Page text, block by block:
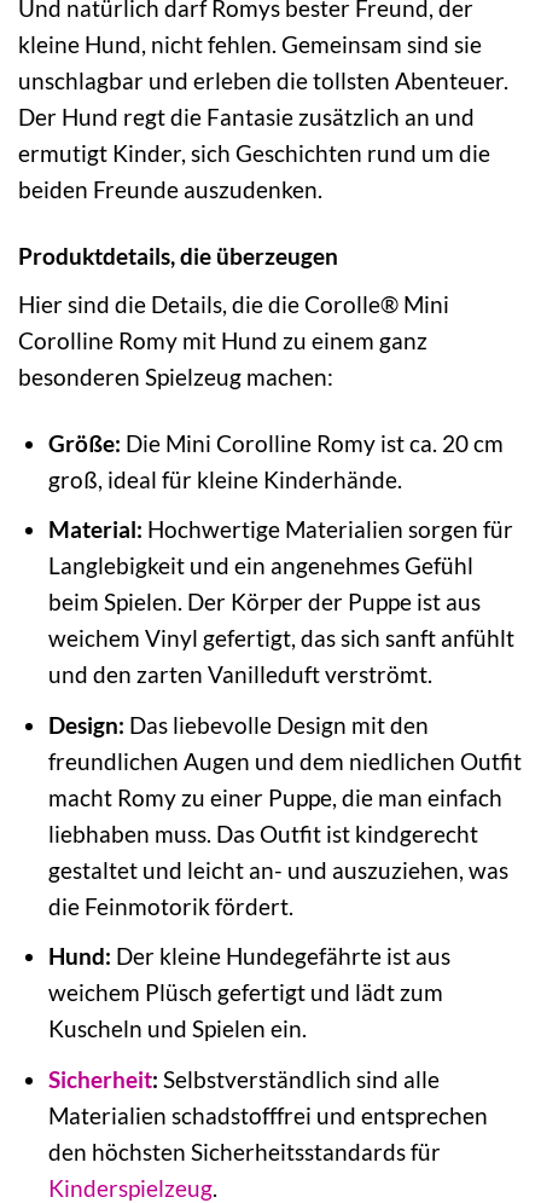
Und natürlich darf Romys bester Freund, der
kleine Hund, nicht fehlen. Gemeinsam sind sie
unschlagbar und erleben die tollsten Abenteuer.
Der Hund regt die Fantasie zusätzlich an und
ermutigt Kinder, sich Geschichten rund um die
beiden Freunde auszudenken.
Produktdetails, die überzeugen
Hier sind die Details, die die Corolle® Mini
Corolline Romy mit Hund zu einem ganz
besonderen Spielzeug machen:
Größe: Die Mini Corolline Romy ist ca. 20 cm
groß, ideal für kleine Kinderhände.
Material: Hochwertige Materialien sorgen für
Langlebigkeit und ein angenehmes Gefühl
beim Spielen. Der Körper der Puppe ist aus
weichem Vinyl gefertigt, das sich sanft anfühlt
und den zarten Vanilleduft verströmt.
Design: Das liebevolle Design mit den
freundlichen Augen und dem niedlichen Outfit
macht Romy zu einer Puppe, die man einfach
liebhaben muss. Das Outfit ist kindgerecht
gestaltet und leicht an- und auszuziehen, was
die Feinmotorik fördert.
Hund: Der kleine Hundegefährte ist aus
weichem Plüsch gefertigt und lädt zum
Kuscheln und Spielen ein.
Sicherheit: Selbstverständlich sind alle
Materialien schadstofffrei und entsprechen
den höchsten Sicherheitsstandards für
Kinderspielzeug.